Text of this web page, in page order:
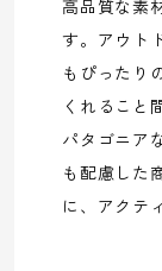
高品質な素
す。アウト
もぴったり
くれること
パタゴニア
も配慮した
に、アクテ